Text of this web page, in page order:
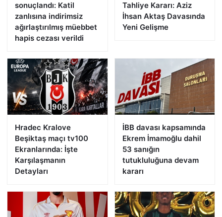
sonuçlandı: Katil
zanlısına indirimsiz
ağırlaştırılmış müebbet
hapis cezası verildi
Tahliye Kararı: Aziz
İhsan Aktaş Davasında
Yeni Gelişme
Hradec Kralove
Beşiktaş maçı tv100
Ekranlarında: İşte
Karşılaşmanın
Detayları
İBB davası kapsamında
Ekrem İmamoğlu dahil
53 sanığın
tutukluluğuna devam
kararı